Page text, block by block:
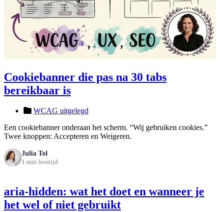
Cookiebanner die pas na 30 tabs
bereikbaar is
WCAG uitgelegd
Een cookiebanner onderaan het scherm. “Wij gebruiken cookies.”
Twee knoppen: Accepteren en Weigeren.
Julia Tol
1 min leestijd
aria-hidden: wat het doet en wanneer je
het wel of niet gebruikt